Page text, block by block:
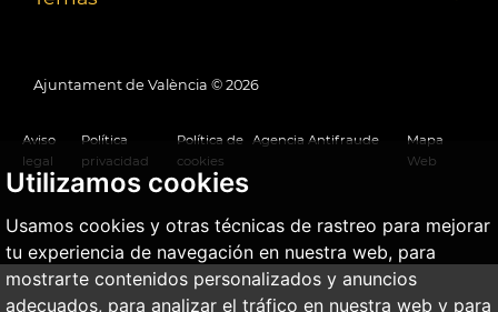
Utilizamos cookies
Usamos cookies y otras técnicas de rastreo para mejorar
tu experiencia de navegación en nuestra web, para
mostrarte contenidos personalizados y anuncios
adecuados, para analizar el tráfico en nuestra web y para
Ajuntament de València © 2026
Aviso
legal
Política
privacidad
Política de
cookies
Agencia Antifraude
Mapa
Web